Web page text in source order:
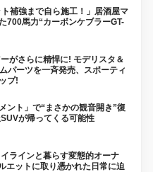
ト補強まで自ら施工！」居酒屋マ
700馬力“カーボンケブラーGT-
ーがさらに精悍に! モデリスタ＆
パーツを一斉発売、スポーティ
プ!
ント」で“まさかの観音開き”復
が帰ってくる可能性
イラインと暮らす変態的オーナ
エットに取り憑かれた日常に迫